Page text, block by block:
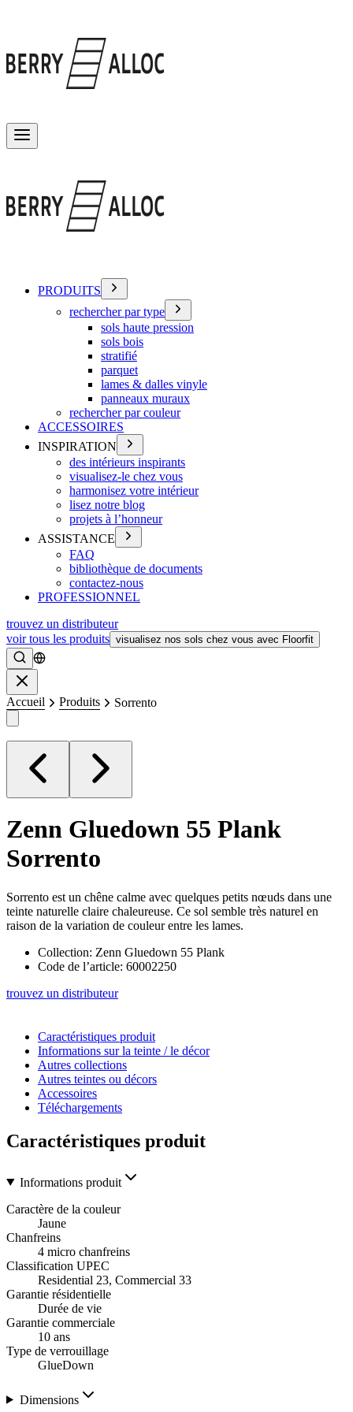
PRODUITS
rechercher par type
sols haute pression
sols bois
stratifié
parquet
lames & dalles vinyle
panneaux muraux
rechercher par couleur
ACCESSOIRES
INSPIRATION
des intérieurs inspirants
visualisez-le chez vous
harmonisez votre intérieur
lisez notre blog
projets à l’honneur
ASSISTANCE
FAQ
bibliothèque de documents
contactez-nous
PROFESSIONNEL
trouvez un distributeur
voir tous les produits visualisez nos sols chez vous avec Floorfit
Rechercher
Accueil Produits Sorrento
Zenn Gluedown 55 Plank
Sorrento
Sorrento est un chêne calme avec quelques petits nœuds dans une
teinte naturelle claire chaleureuse. Ce sol semble très naturel en
raison de la variation de couleur entre les lames.
Collection: Zenn Gluedown 55 Plank
Code de l’article: 60002250
trouvez un distributeur
Caractéristiques produit
Informations sur la teinte / le décor
Autres collections
Autres teintes ou décors
Accessoires
Téléchargements
Caractéristiques produit
Informations produit
Caractère de la couleur
Jaune
Chanfreins
4 micro chanfreins
Classification UPEC
Residential 23, Commercial 33
Garantie résidentielle
Durée de vie
Garantie commerciale
10 ans
Type de verrouillage
GlueDown
Dimensions